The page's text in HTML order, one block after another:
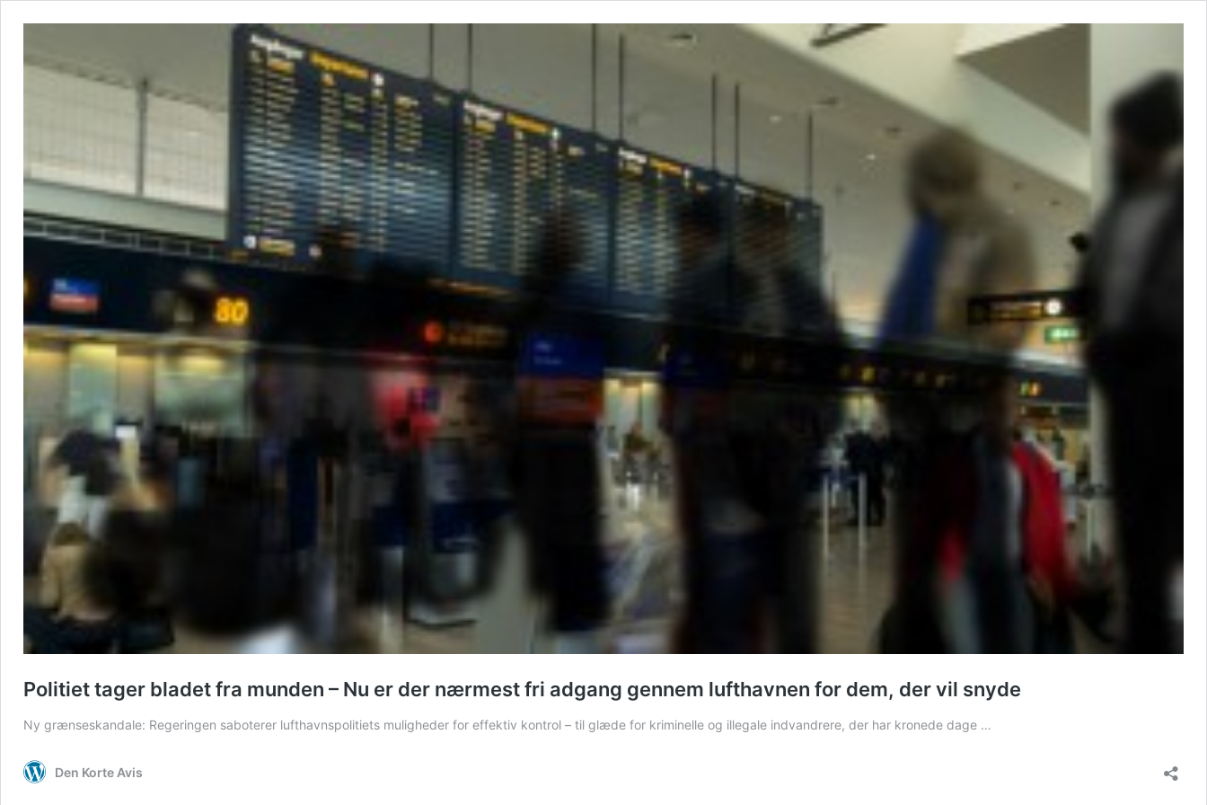
Politiet tager bladet fra munden – Nu er der nærmest fri adgang gennem lufthavnen for dem, der vil snyde
Ny grænseskandale: Regeringen saboterer lufthavnspolitiets muligheder for effektiv kontrol – til glæde for kriminelle og illegale indvandrere, der har kronede dage …
Den Korte Avis